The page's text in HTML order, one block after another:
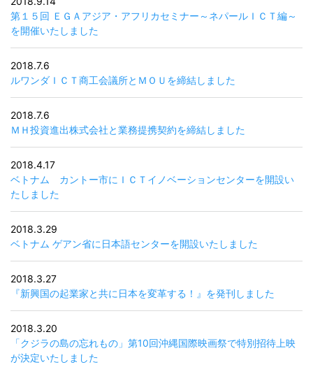
第１５回 ＥＧＡアジア・アフリカセミナー～ネパールＩＣＴ編～
を開催いたしました
2018.7.6
ルワンダＩＣＴ商工会議所とＭＯＵを締結しました
2018.7.6
ＭＨ投資進出株式会社と業務提携契約を締結しました
2018.4.17
ベトナム カントー市にＩＣＴイノベーションセンターを開設い
たしました
2018.3.29
ベトナム ゲアン省に日本語センターを開設いたしました
2018.3.27
『新興国の起業家と共に日本を変革する！』を発刊しました
2018.3.20
「クジラの島の忘れもの」第10回沖縄国際映画祭で特別招待上映
が決定いたしました